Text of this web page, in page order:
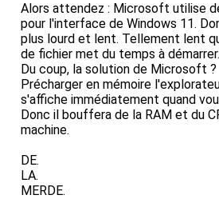
Alors attendez : Microsoft utilise
pour l'interface de Windows 11.
plus lourd et lent. Tellement lent
de fichier met du temps à démarrer.
Du coup, la solution de Microsoft ?
Précharger en mémoire
s'affiche immédiatement quand
Donc il bouffera de la RAM et du
machine.
DE.
LA.
MERDE.